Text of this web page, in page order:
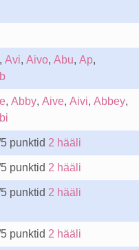
, Avi, Aivo, Abu, Ap,
, Abby, Aive, Aivi, Abbey,
punktid 2 hääli
punktid 2 hääli
punktid 2 hääli
punktid 2 hääli